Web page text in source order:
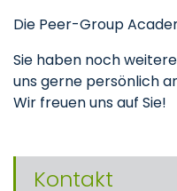
Die Peer-Group
Sie haben noch
uns gerne persönlich
Wir freuen uns auf Sie!
Kontakt